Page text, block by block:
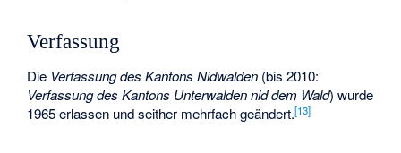
Verfassung
Die Verfassung des Kantons Nidwalden (bis 2010:
Verfassung des Kantons Unterwalden nid dem Wald) wurde
1965 erlassen und seither mehrfach geändert.[13]